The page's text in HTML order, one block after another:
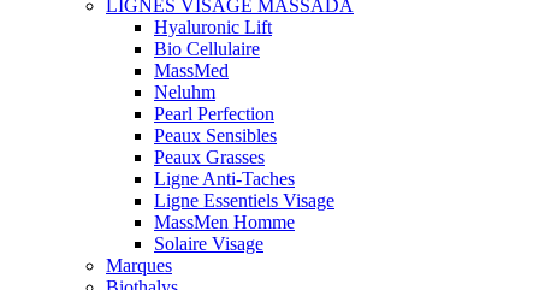
LIGNES VISAGE MASSADA
Hyaluronic Lift
Bio Cellulaire
MassMed
Neluhm
Pearl Perfection
Peaux Sensibles
Peaux Grasses
Ligne Anti-Taches
Ligne Essentiels Visage
MassMen Homme
Solaire Visage
Marques